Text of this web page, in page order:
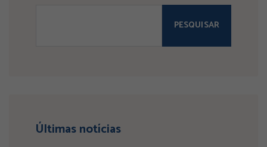
PESQUISAR
Últimas notícias